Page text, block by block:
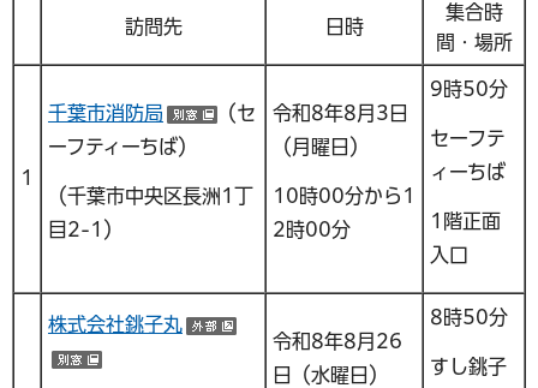
訪問先 日時
集合時
間・場所
1
千葉市消防局
（別ウインドウで開く）
（セ
ーフティーちば）
（千葉市中央区長洲1丁
目2-1）
令和8年8月3日
（月曜日）
10時00分から1
2時00分
9時50分
セーフテ
ィーちば
1階正面
入口
株式会社銚子丸
（外部サイトへリンク）
（別ウインドウで開く）
令和8年8月26
日（水曜日）
8時50分
すし銚子